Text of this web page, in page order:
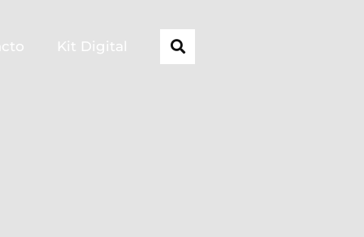
Kit Digital